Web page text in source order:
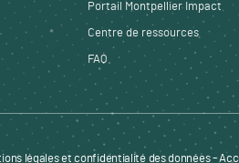
Portail Montpellier Impact
Centre de ressources
FAQ
légales et confidentialité des données-